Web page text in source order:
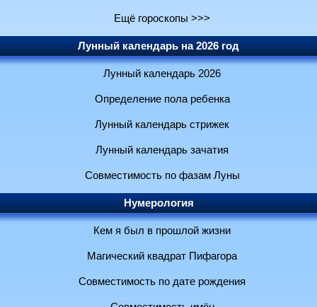
Ещё гороскопы >>>
Лунный календарь на 2026 год
Лунный календарь 2026
Определение пола ребенка
Лунный календарь стрижек
Лунный календарь зачатия
Совместимость по фазам Луны
Нумерология
Кем я был в прошлой жизни
Магический квадрат Пифагора
Совместимость по дате рождения